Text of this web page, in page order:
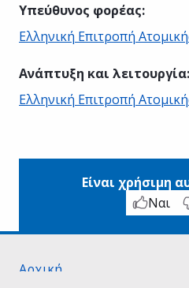
Υπεύθυνος φορέας:
Ελληνική Επιτροπή
Ανάπτυξη και λειτουργία:
Ελληνική Επιτροπή
Είναι χρήσιμη
Ναι
Αρχική